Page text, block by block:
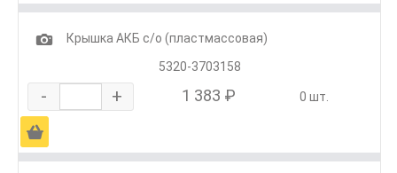
1
Крышка АКБ с/о (пластмассовая)
5320-3703158
- + 1 383 ₽ 0 шт.
Ä